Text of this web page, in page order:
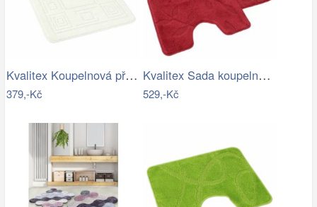
Kvalitex Koupelnová předložka Ornament…
379,-Kč
Kvalitex Sada koupelnových předložek…
529,-Kč